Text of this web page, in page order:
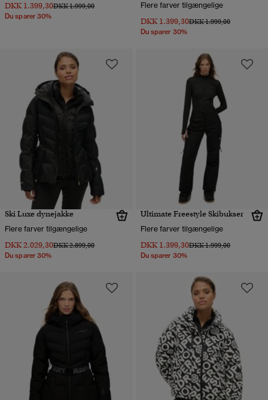
DKK 1.399,30Pris nedsat fra
DKK 1.999,00til
Du sparer 30%
Flere farver tilgængelige
DKK 1.399,30Pris nedsat fra
DKK 1.999,00til
Du sparer 30%
Ski Luxe dynejakke
Flere farver tilgængelige
DKK 2.029,30Pris nedsat fra
DKK 2.899,00til
Du sparer 30%
Ultimate Freestyle Skibukser
Flere farver tilgængelige
DKK 1.399,30Pris nedsat fra
DKK 1.999,00til
Du sparer 30%